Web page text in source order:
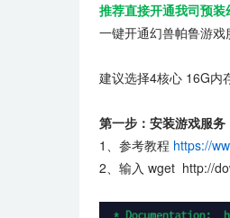
推荐直接开通我司预
一键开通幻兽帕鲁游
建议选择4核心 16G内
第一步：安装游戏服务
1、参考教程 https://
2、输入 wget http://